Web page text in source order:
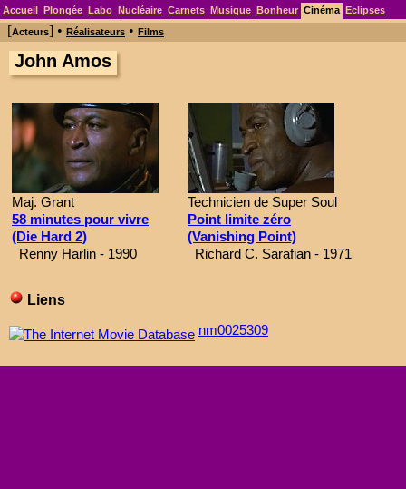
Accueil Plongée Labo Nucléaire Carnets Musique Bonheur Cinéma Eclipses
[Acteurs] • Réalisateurs • Films
John Amos
Maj. Grant
58 minutes pour vivre
(Die Hard 2)
Renny Harlin - 1990
Technicien de Super Soul
Point limite zéro
(Vanishing Point)
Richard C. Sarafian - 1971
Liens
nm0025309